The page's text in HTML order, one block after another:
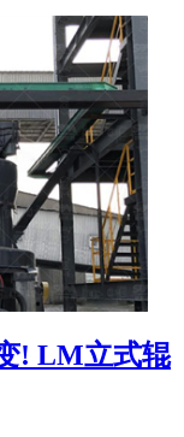
! LM立式辊